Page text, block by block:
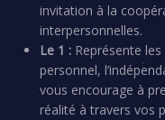
invitation à la
interpersonnelles.
Le 1 : Représente
personnel,
vous encourage à
réalité à travers vos